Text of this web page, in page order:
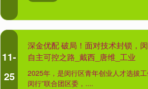
11-
25
深金优配 破局！面对技术封锁，
自主可控之路_戴西_唐维_工业
2025年，是闵行区青年创业人才选拔
闵行”联合团区委，....